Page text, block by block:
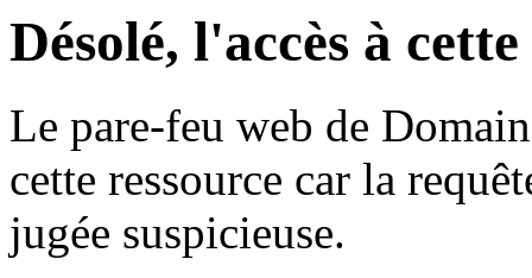
Désolé, l'accès à
Le pare-feu web de
cette ressource car la
jugée suspicieuse.